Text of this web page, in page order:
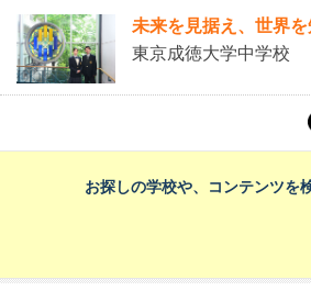
未来を見据え、世界を
東京成徳大学中学校
お探しの学校や、コンテンツを